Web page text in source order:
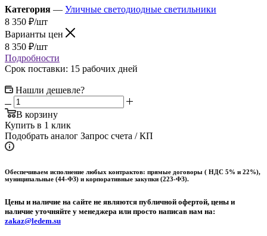
Категория — Уличные светодиодные светильники
8 350 ₽/шт
Варианты цен
8 350 ₽/шт
Подробности
Срок поставки: 15 рабочих дней
Нашли дешевле?
В корзину
Купить в 1 клик
Подобрать аналог Запрос счета / КП
Обеспечиваем исполнение любых контрактов: прямые договоры ( НДС 5% и 22%),
муниципальные (44-ФЗ) и корпоративные закупки (223-ФЗ).
Цены и наличие на сайте не являются публичной офертой, цены и
наличие уточняйте у менеджера или просто написав нам на:
zakaz@ledem.su